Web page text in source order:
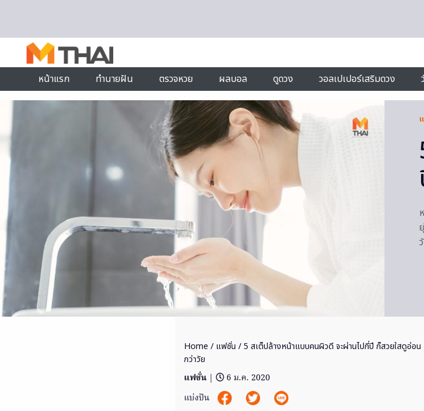
หน้าแรก
ทำนายฝัน ตรวจหวย ผลบอล ดูดวง วอลเปเปอร์เสริมดวง
Home / แฟชั่น / 5 สเต็ปล้างหน้าแบบคนผิวดี จะผ่านไปกี่ปี ก็สวยใสดูอ่อน
กว่าวัย
แฟชั่น |
6 ม.ค. 2020
แบ่งปัน